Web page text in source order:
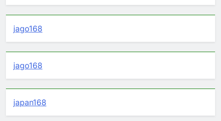
jago168
jago168
japan168